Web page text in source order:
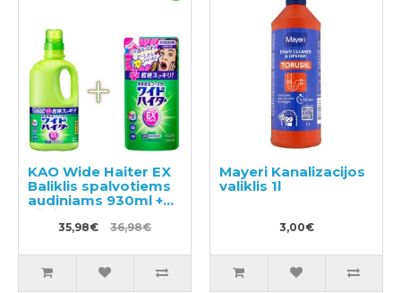
KAO Wide Haiter EX
Baliklis spalvotiems
audiniams 930ml +
užpildas 450ml
35,98€ 36,98€
Mayeri Kanalizacijos
valiklis 1l
3,00€